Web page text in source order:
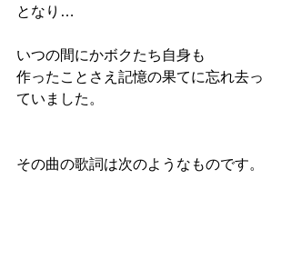
となり…
いつの間にかボクたち自身も
作ったことさえ記憶の果てに忘れ去っ
ていました。
その曲の歌詞は次のようなものです。